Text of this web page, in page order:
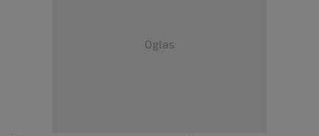
Oglas